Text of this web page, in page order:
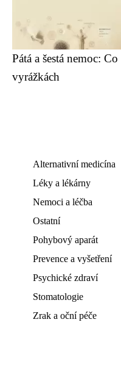
Pátá a šestá nemoc:
vyrážkách
Alternativní medicína
Léky a lékárny
Nemoci a léčba
Ostatní
Pohybový aparát
Prevence a vyšetření
Psychické zdraví
Stomatologie
Zrak a oční péče